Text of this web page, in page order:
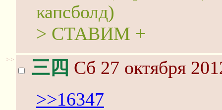
капсболд)
> СТАВИМ +
>> 三四 Сб 27 октября
>>16347